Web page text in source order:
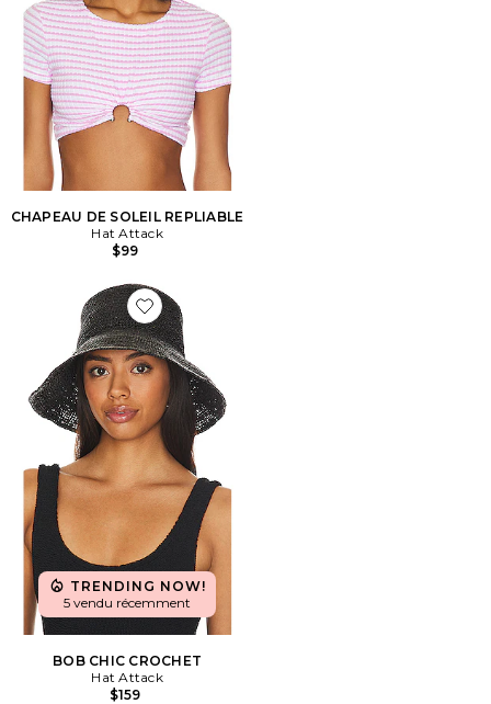
CHAPEAU DE SOLEIL REPLIABLE
Hat Attack
$99
Favorite BOB CHIC CROCHET
TRENDING NOW!
5 vendu récemment
BOB CHIC CROCHET
Hat Attack
$159